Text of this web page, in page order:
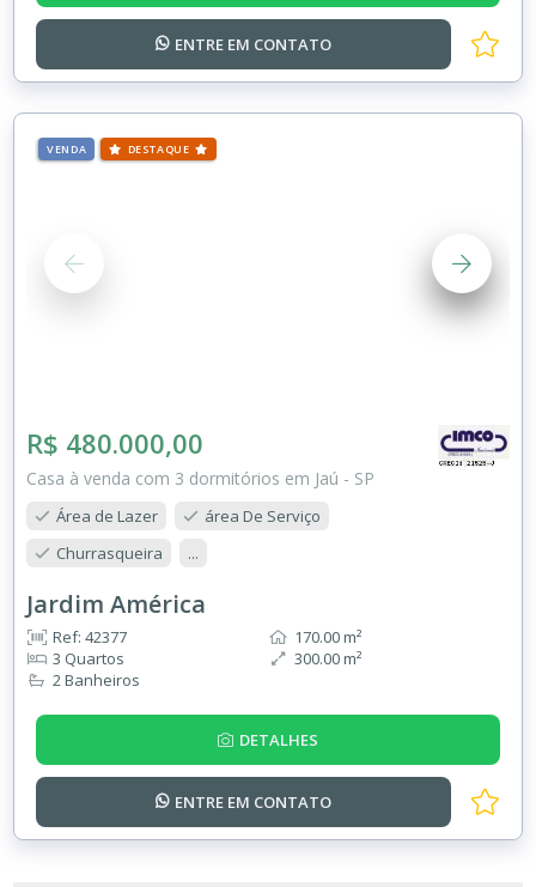
ENTRE EM CONTATO
VENDA DESTAQUE
R$ 480.000,00
Casa à venda com 3 dormitórios em Jaú - SP
Área de Lazer
área De Serviço
Churrasqueira
...
Jardim América
Ref: 42377
3 Quartos
2 Banheiros
170.00 m²
300.00 m²
DETALHES
ENTRE EM CONTATO